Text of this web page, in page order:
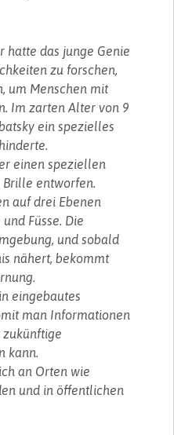
hatte das junge Genie
zu forschen,
um Menschen mit
Im zarten Alter von 9
ein spezielles
einen speziellen
entworfen.
auf drei Ebenen
Füsse. Die
und sobald
nähert, bekommt
eingebautes
man Informationen
kann.
an Orten wie
und in öffentlichen